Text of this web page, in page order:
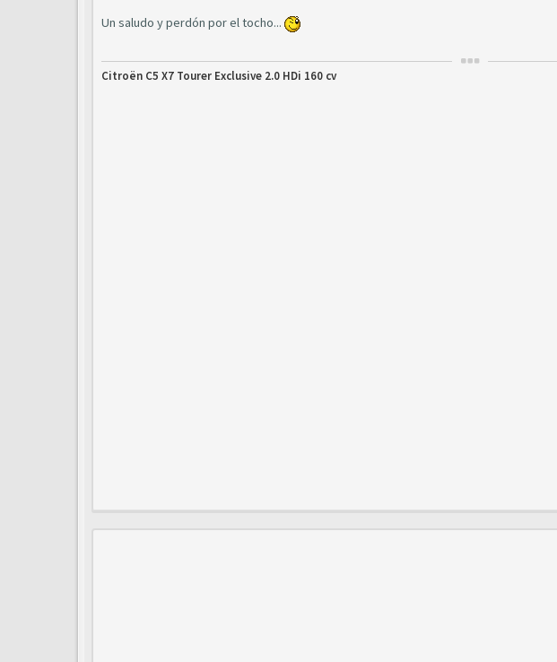
Un saludo y perdón por el tocho...
Citroën C5 X7 Tourer Exclusive 2.0 HDi 160 cv